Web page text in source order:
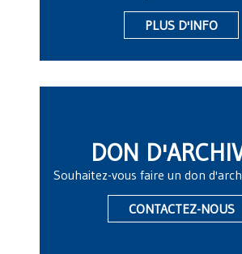
PLUS D'INFO
DON
Souhaitez-vous faire un don
CONTACTEZ-NOUS